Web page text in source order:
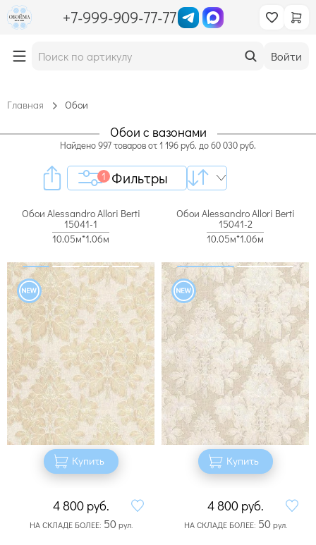
+7-999-909-77-77
Войти
Главная Обои
Обои с вазонами
Найдено997товаровот1 196руб. до60 030руб.
Фильтры
1
Обои Alessandro Allori Berti
15041-1
10.05м*1.06м
Купить
4 800 руб.
НА СКЛАДЕ БОЛЕЕ: 50рул.
Обои Alessandro Allori Berti
15041-2
10.05м*1.06м
Купить
4 800 руб.
НА СКЛАДЕ БОЛЕЕ: 50рул.